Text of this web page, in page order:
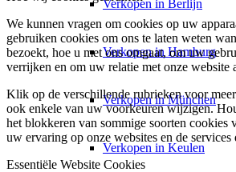
Verkopen in Berlijn
Verkopen in Hamburg
Verkopen in München
Verkopen in Keulen
We kunnen vragen om cookies op uw
gebruiken cookies om ons te laten weten
bezoekt, hoe u met ons omgaat, om uw
verrijken en om uw relatie met onze website
Klik op de verschillende rubrieken voor
ook enkele van uw voorkeuren wijzigen.
het blokkeren van sommige soorten cookies
uw ervaring op onze websites en de
Essentiële Website Cookies